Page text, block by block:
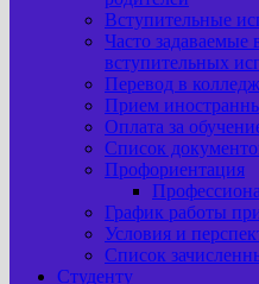
Вступительные
Часто
вступительных
Перевод в
Прием
Оплата за
Список
Профориентация
График работы
Условия и
Список
Студенту